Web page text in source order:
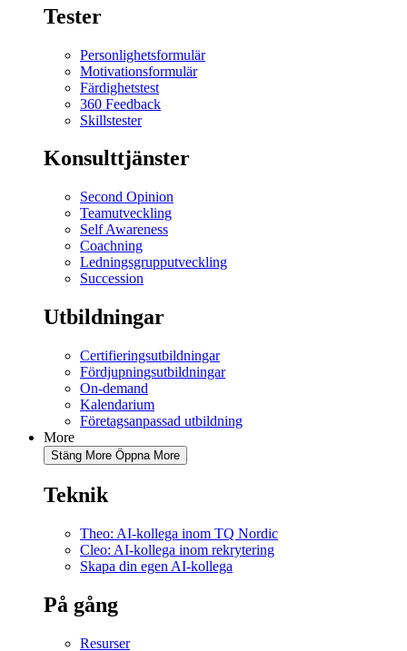
Tester
Personlighetsformulär
Motivationsformulär
Färdighetstest
360 Feedback
Skillstester
Konsulttjänster
Second Opinion
Teamutveckling
Self Awareness
Coachning
Ledningsgrupputveckling
Succession
Utbildningar
Certifieringsutbildningar
Fördjupningsutbildningar
On-demand
Kalendarium
Företagsanpassad utbildning
More
Stäng More Öppna More
Teknik
Theo: AI-kollega inom TQ Nordic
Cleo: AI-kollega inom rekrytering
Skapa din egen AI-kollega
På gång
Resurser